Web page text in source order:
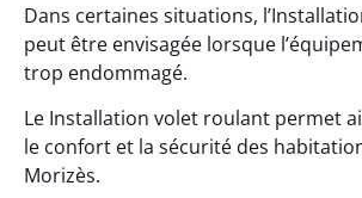
Dans certaines situations,
peut être envisagée lorsque
trop endommagé.
Le Installation volet roulant permet
le confort et la sécurité des
Morizès.